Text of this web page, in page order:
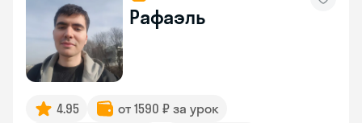
Рафаэль
4.95
от 1590 ₽ за урок